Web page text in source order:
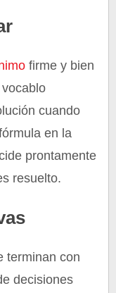
firme y bien
cuando
en la
prontamente
resuelto.
terminan con
decisiones